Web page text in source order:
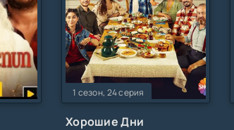
1 сезон, 24 серия
Хорошие Дни